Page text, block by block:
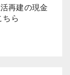
再建の現金
ちら